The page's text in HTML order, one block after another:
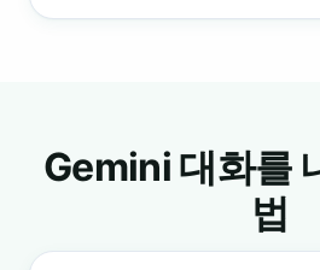
Gemini 대화를
법